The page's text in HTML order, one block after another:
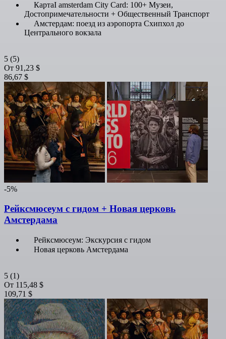
КартаI amsterdam City Card: 100+ Музеи,
Достопримечательности + Общественный Транспорт
Амстердам: поезд из аэропорта Схипхол до
Центрального вокзала
5 (5)
От 91,23 $
86,67 $
-5%
Рейксмюсеум с гидом + Новая церковь
Амстердама
Рейксмюсеум: Экскурсия с гидом
Новая церковь Амстердама
5 (1)
От 115,48 $
109,71 $